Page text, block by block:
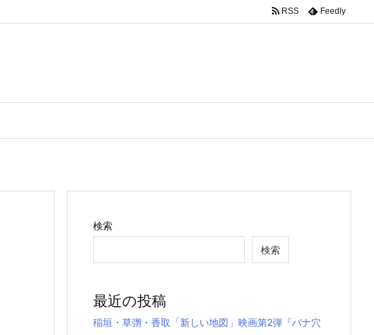
RSS Feedly
検索
検索
最近の投稿
稲垣・草彅・香取「新しい地図」映画第2弾『バナ穴